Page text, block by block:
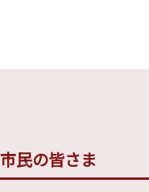
民の皆さま